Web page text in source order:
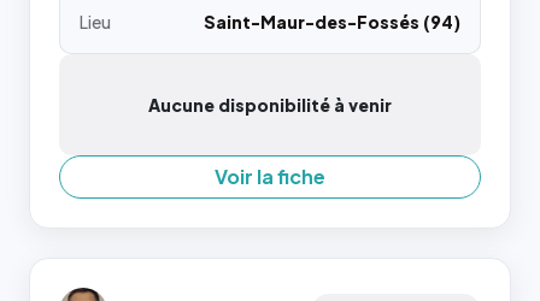
Lieu
Saint-Maur-des-Fossés (94)
Aucune disponibilité à venir
Voir la fiche